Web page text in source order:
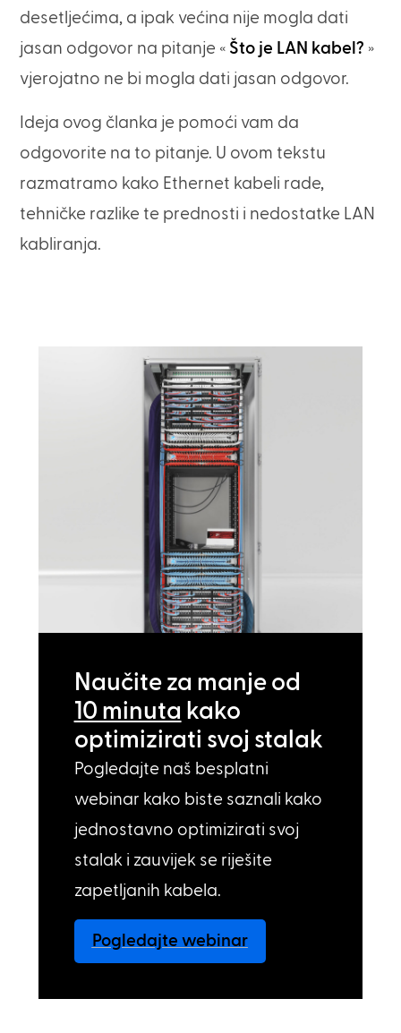
desetljećima, a ipak većina nije mogla dati
jasan odgovor na pitanje « Što je LAN kabel? »
vjerojatno ne bi mogla dati jasan odgovor.
Ideja ovog članka je pomoći vam da
odgovorite na to pitanje. U ovom tekstu
razmatramo kako Ethernet kabeli rade,
tehničke razlike te prednosti i nedostatke LAN
kabliranja.
Naučite za manje od
10 minuta kako
optimizirati svoj stalak
Pogledajte naš besplatni
webinar kako biste saznali kako
jednostavno optimizirati svoj
stalak i zauvijek se riješite
zapetljanih kabela.
Pogledajte webinar